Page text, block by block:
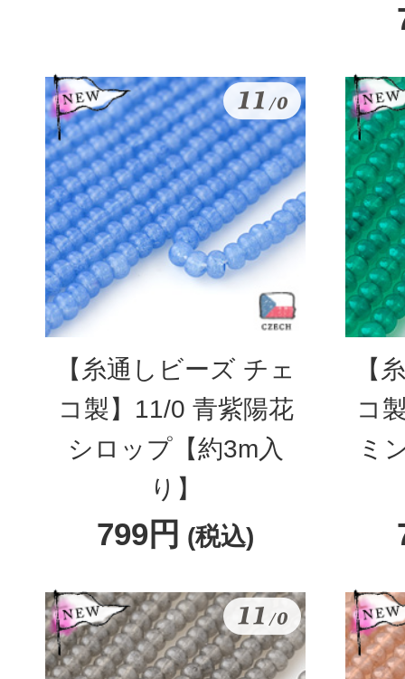
【糸通しビーズ チェ
コ製】11/0 青紫陽花
シロップ【約3m入
り】
799円 (税込)
【
コ
ミ